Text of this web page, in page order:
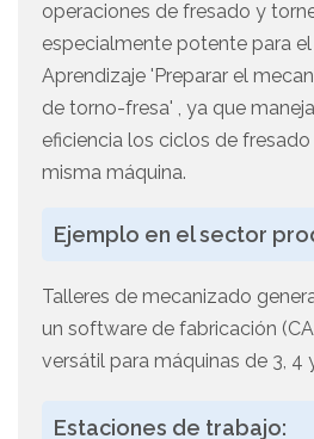
operaciones de fresado y
especialmente potente para
Aprendizaje 'Preparar el
de torno-fresa' , ya que
eficiencia los ciclos de
misma máquina.
Ejemplo en el sector
Talleres de mecanizado
un software de fabricación
versátil para máquinas de 3, 4
Estaciones de trabajo: